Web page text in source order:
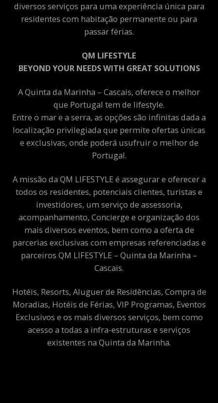
diversos serviços para uma experiência única para
residentes com habitação permanente ou para
passar férias.
QM LIFESTYLE
BEYOND YOUR NEEDS WITH GREAT SOLUTIONS
A Quinta da Marinha – Cascais, oferece o melhor
que Portugal tem de lifestyle.
Entre o mar e a serra, as opções são infinitas dada a
localização privilegiada que permite ofertas únicas
e exclusivas, onde poderá usufruir o melhor de
Portugal.
A missão da QM LIFESTYLE é assegurar e oferecer a
todos os residentes, potenciais clientes, turistas e
investidores, um serviço de assessoria,
acompanhamento, Concierge e organização dos
mais diversos eventos, bem como a oferta de
parcerias exclusivas com empresas referenciadas e
parceiros QM LIFESTYLE – Quinta da Marinha –
Cascais.
Hotéis, Resorts, Aluguer de Residências, Compra de
Moradias, Hotéis de Férias, VIP Programas, Eventos
Exclusivos e os mais diversos serviços, bem como
acesso a todas a infra-estruturas e serviços
existentes na Quinta da Marinha.